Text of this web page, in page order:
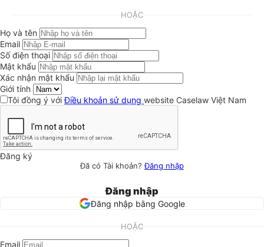
HOẶC
Họ và tên
Email
Số điện thoại
Mật khẩu
Xác nhận mật khẩu
Giới tính
Tôi đồng ý vớiĐiều khoản sử dụng website Caselaw Việt Nam
Đăng ký
Đã có Tài khoản?Đăng nhập
Đăng nhập
Đăng nhập bằng Google
HOẶC
Email